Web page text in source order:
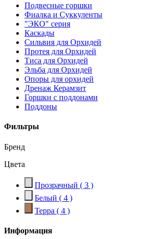
Подвесные горшки
Фиалка и Суккуленты
"ЭКО" серия
Каскады
Сильвия для Орхидей
Протея для Орхидей
Тиса для Орхидей
Эльба для Орхидей
Опоры для орхидей
Дренаж Керамзит
Горшки с поддонами
Поддоны
Фильтры
Бренд
Цвета
Прозрачный ( 3 )
Белый ( 4 )
Терра ( 4 )
Информация